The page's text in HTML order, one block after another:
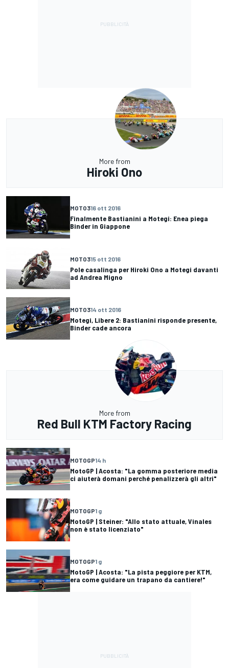
More from
Hiroki Ono
MOTO316 ott 2016
Finalmente Bastianini a Motegi: Enea piega
Binder in Giappone
MOTO315 ott 2016
Pole casalinga per Hiroki Ono a Motegi davanti
ad Andrea Migno
MOTO314 ott 2016
Motegi, Libere 2: Bastianini risponde presente,
Binder cade ancora
More from
Red Bull KTM Factory Racing
MOTOGP14 h
MotoGP | Acosta: "La gomma posteriore media
ci aiuterà domani perché penalizzerà gli altri"
MOTOGP1 g
MotoGP | Steiner: "Allo stato attuale, Vinales
non è stato licenziato"
MOTOGP1 g
MotoGP | Acosta: "La pista peggiore per KTM,
era come guidare un trapano da cantiere!"